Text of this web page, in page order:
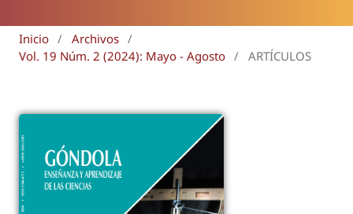
Inicio / Archivos /
Vol. 19 Núm. 2 (2024): Mayo - Agosto / ARTÍCULOS